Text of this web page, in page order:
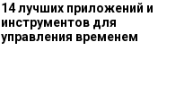
14 лучших приложений и
инструментов для
управления временем